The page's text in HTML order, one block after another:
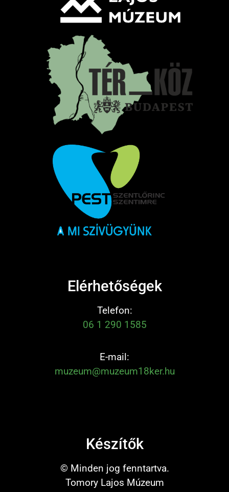
Elérhetőségek
Telefon:
06 1 290 1585
E-mail:
muzeum@muzeum18ker.hu
Készítők
© Minden jog fenntartva.
Tomory Lajos Múzeum